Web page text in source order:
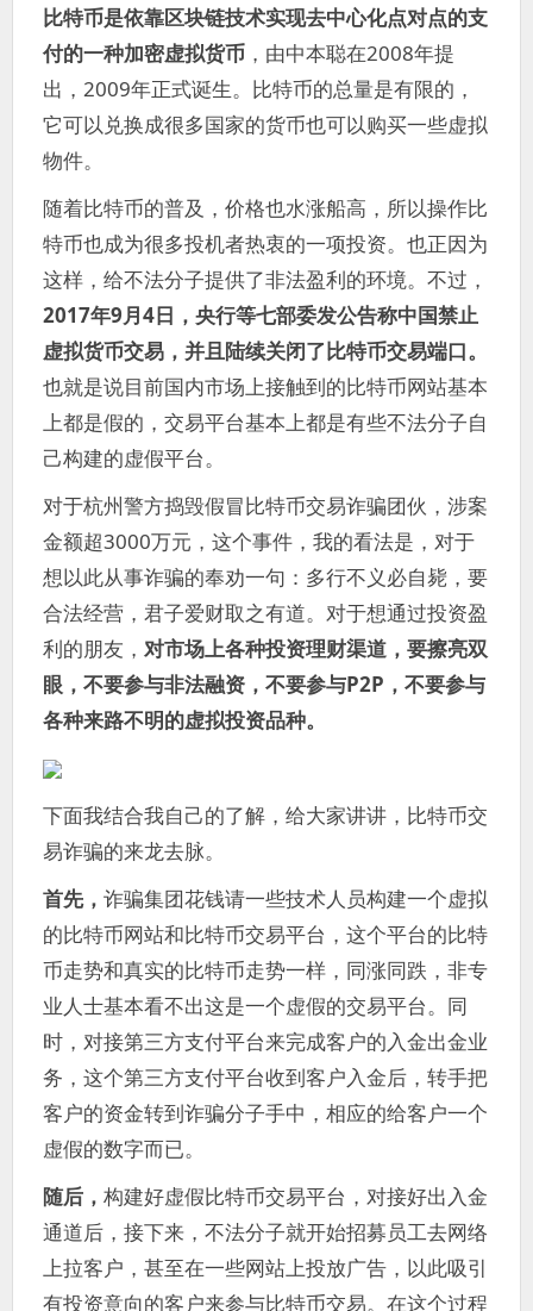
比特币是依靠区块链技术实现去中心化点对点的支
付的一种加密虚拟货币 ，由中本聪在2008年提
出，2009年正式诞生。比特币的总量是有限的，
它可以兑换成很多国家的货币也可以购买一些虚拟
物件。
随着比特币的普及，价格也水涨船高，所以操作比
特币也成为很多投机者热衷的一项投资。也正因为
这样，给不法分子提供了非法盈利的环境。不过，
2017年9月4日，央行等七部委发公告称中国禁止
虚拟货币交易，并且陆续关闭了比特币交易端口。
也就是说目前国内市场上接触到的比特币网站基本
上都是假的，交易平台基本上都是有些不法分子自
己构建的虚假平台。
对于杭州警方捣毁假冒比特币交易诈骗团伙，涉案
金额超3000万元，这个事件，我的看法是，对于
想以此从事诈骗的奉劝一句：多行不义必自毙，要
合法经营，君子爱财取之有道。对于想通过投资盈
利的朋友， 对市场上各种投资理财渠道，要擦亮双
眼，不要参与非法融资，不要参与P2P，不要参与
各种来路不明的虚拟投资品种。
下面我结合我自己的了解，给大家讲讲，比特币交
易诈骗的来龙去脉。
首先， 诈骗集团花钱请一些技术人员构建一个虚拟
的比特币网站和比特币交易平台，这个平台的比特
币走势和真实的比特币走势一样，同涨同跌，非专
业人士基本看不出这是一个虚假的交易平台。同
时，对接第三方支付平台来完成客户的入金出金业
务，这个第三方支付平台收到客户入金后，转手把
客户的资金转到诈骗分子手中，相应的给客户一个
虚假的数字而已。
随后， 构建好虚假比特币交易平台，对接好出入金
通道后，接下来，不法分子就开始招募员工去网络
上拉客户，甚至在一些网站上投放广告，以此吸引
有投资意向的客户来参与比特币交易。在这个过程